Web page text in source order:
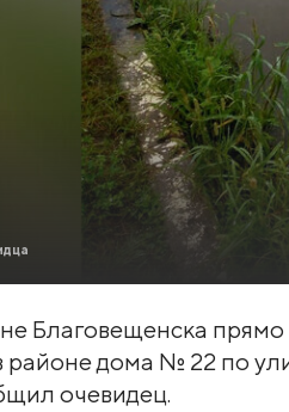
Благовещенска прямо
районе дома № 22 по
очевидец.